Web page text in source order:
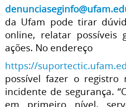
da Ufam pode tirar
online, relatar possíveis
ações. No endereço
https://
possível fazer o registro
incidente de segurança.
em primeiro nível,